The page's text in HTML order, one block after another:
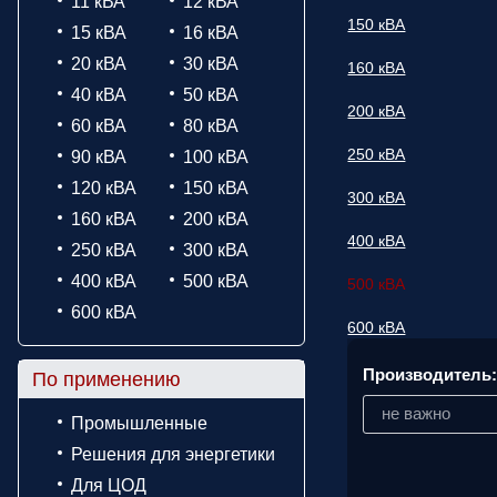
15 кВА
16 кВА
20 кВА
30 кВА
40 кВА
50 кВА
60 кВА
80 кВА
90 кВА
100 кВА
120 кВА
150 кВА
160 кВА
200 кВА
250 кВА
300 кВА
400 кВА
500 кВА
600 кВА
По применению
Промышленные
Решения для энергетики
Для ЦОД
150 кВА
160 кВА
200 кВА
250 кВА
300 кВА
400 кВА
500 кВА
600 кВА
Производитель:
не важно